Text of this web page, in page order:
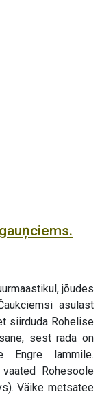
jõudes
asulast
siirduda Rohelise
sest rada on
Engre lammile.
Rohesoole
Väike metsatee